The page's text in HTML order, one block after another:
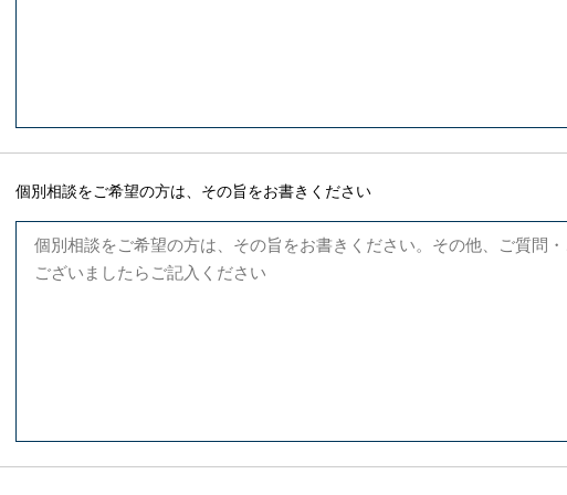
個別相談をご希望の方は、その旨をお書きください